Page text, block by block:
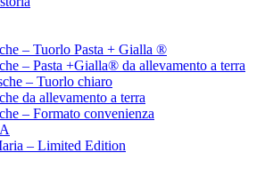
– Tuorlo Pasta + Gialla ®
– Pasta +Gialla® da allevamento a terra
– Tuorlo chiaro
da allevamento a terra
– Formato convenienza
– Limited Edition